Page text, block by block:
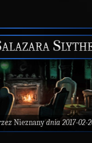
Nieznanydnia 2017-02-